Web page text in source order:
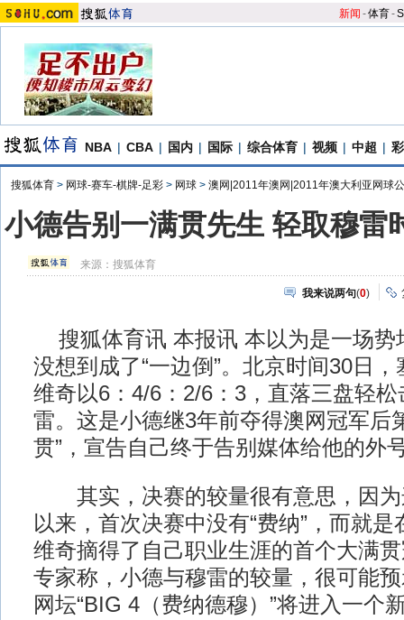
新闻 -体育-S
NBA | CBA | 国内 | 国际 | 综合体育 | 视频 | 中超 |
搜狐体育 > 网球-赛车-棋牌-足彩 > 网球 > 澳网|2011年澳网|2011年澳大利亚网球
小德告别一满贯先生 轻取穆雷
来源：搜狐体育
我来说两句(0)
搜狐体育讯 本报讯 本以为是一场势
没想到成了“一边倒”。北京时间30日
维奇以6：4/6：2/6：3，直落三盘轻
雷。这是小德继3年前夺得澳网冠军后
贯”，宣告自己终于告别媒体给他的外
其实，决赛的较量很有意思，因为
以来，首次决赛中没有“费纳”，而就
维奇摘得了自己职业生涯的首个大满
专家称，小德与穆雷的较量，很可能
网坛“BIG 4（费纳德穆）”将进入一个